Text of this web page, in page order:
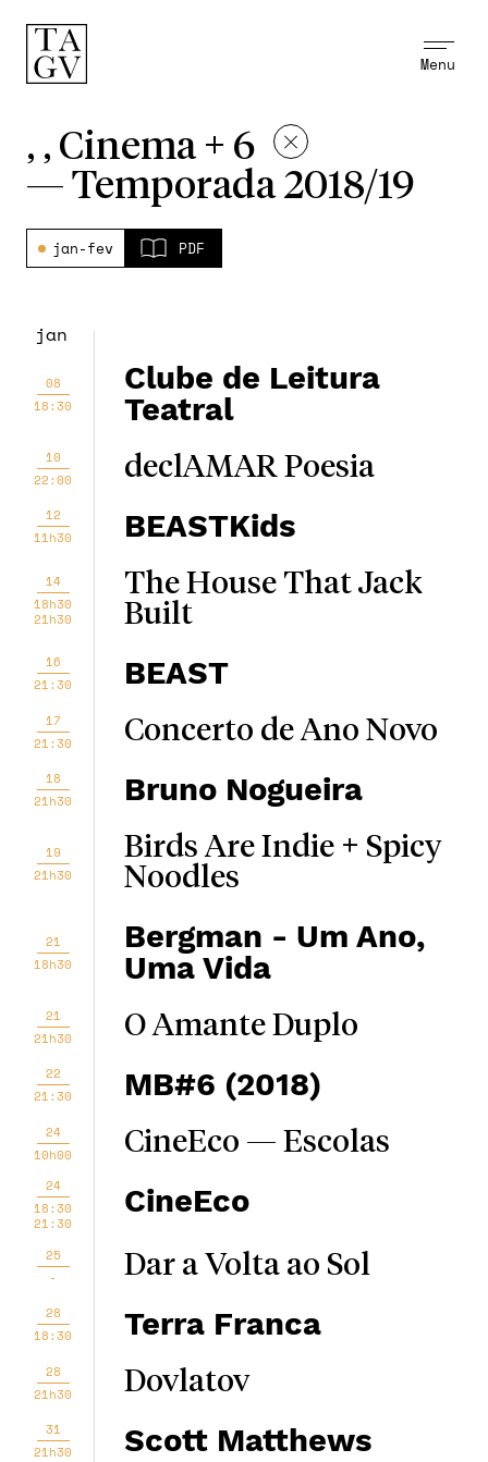
Menu
, , Cinema + 6
— Temporada 2018/19
jan-fev PDF
jan
08
18:30
Clube de Leitura
Teatral
10
22:00
declAMAR Poesia
12
11h30
BEASTKids
14
18h30
21h30
The House That Jack
Built
16
21:30
BEAST
17
21:30
Concerto de Ano Novo
18
21h30
Bruno Nogueira
19
21h30
Birds Are Indie + Spicy
Noodles
21
18h30
Bergman - Um Ano,
Uma Vida
21
21h30
O Amante Duplo
22
21:30
MB#6 (2018)
24
10h00
CineEco — Escolas
24
18:30
21:30
CineEco
25
-
Dar a Volta ao Sol
28
18:30
Terra Franca
28
21h30
Dovlatov
31
21h30
Scott Matthews